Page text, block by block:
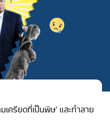
ครียดที่เป็นพิษ’ และทำลาย